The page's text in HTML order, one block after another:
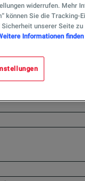
widerrufen. Mehr
können Sie die
Sicherheit unserer Seite
Informationen